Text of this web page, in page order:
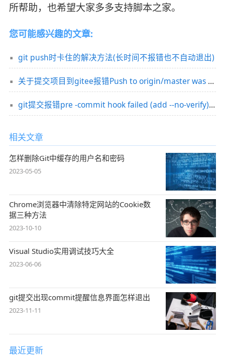
所帮助，也希望大家多多支持脚本之家。
您可能感兴趣的文章:
git push时卡住的解决方法(长时间不报错也不自动退出)
关于提交项目到gitee报错Push to origin/master was rejected的问题
git提交报错pre -commit hook failed (add --no-verify)问题及解决
相关文章
怎样删除Git中缓存的用户名和密码
2023-05-05
Chrome浏览器中清除特定网站的Cookie数
据三种方法
2023-10-10
Visual Studio实用调试技巧大全
2023-06-06
git提交出现commit提醒信息界面怎样退出
2023-11-11
最近更新